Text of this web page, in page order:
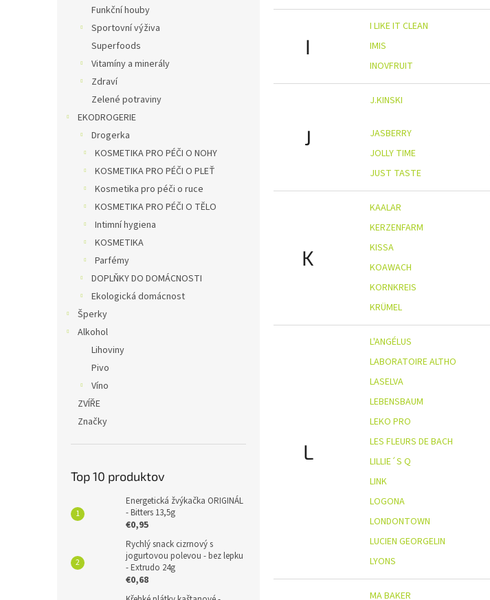
Funkční houby
Sportovní výživa
Superfoods
Vitamíny a minerály
Zdraví
Zelené potraviny
EKODROGERIE
Drogerka
KOSMETIKA PRO PÉČI O NOHY
KOSMETIKA PRO PÉČI O PLEŤ
Kosmetika pro péči o ruce
KOSMETIKA PRO PÉČI O TĚLO
Intimní hygiena
KOSMETIKA
Parfémy
DOPLŇKY DO DOMÁCNOSTI
Ekologická domácnost
Šperky
Alkohol
Lihoviny
Pivo
Víno
ZVÍŘE
Značky
Top 10 produktov
Energetická žvýkačka ORIGINÁL
- Bitters 13,5g
€0,95
Rychlý snack cizrnový s
jogurtovou polevou - bez lepku
- Extrudo 24g
€0,68
I
I LIKE IT CLEAN
IMIS
INOVFRUIT
J
J.KINSKI
JASBERRY
JOLLY TIME
JUST TASTE
K
KAALAR
KERZENFARM
KISSA
KOAWACH
KORNKREIS
KRÜMEL
L
L'ANGÉLUS
LABORATOIRE ALTHO
LASELVA
LEBENSBAUM
LEKO PRO
LES FLEURS DE BACH
LILLIE´S Q
LINK
LOGONA
LONDONTOWN
LUCIEN GEORGELIN
LYONS
MA BAKER